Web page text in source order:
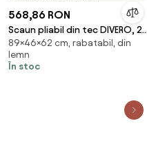
568,86 RON
Scaun pliabil din tec DIVERO, 2
bucăți
89×46×62 cm, rabatabil, din
lemn
În stoc